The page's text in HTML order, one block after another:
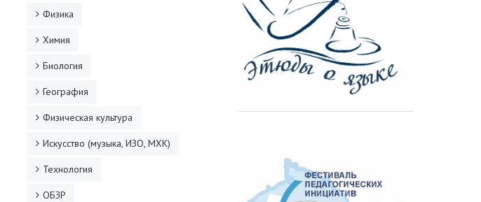
Физика
Химия
Биология
География
Физическая культура
Искусство (музыка, ИЗО, МХК)
Технология
ОБЗР